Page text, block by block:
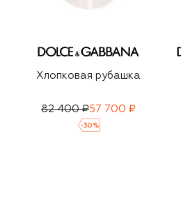
Хлопковая рубашка
82 400 ₽57 700 ₽
-30 %